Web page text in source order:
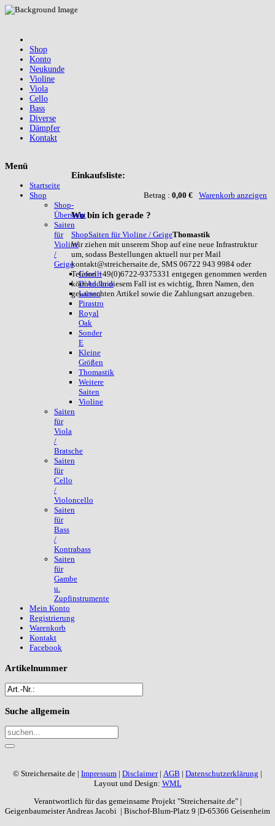
Shop
Konto
Neukunde
Violine
Viola
Cello
Bass
Diverse
Dämpfer
Kontakt
Einkaufsliste:
Betrag : 0,00 € Warenkorb anzeigen
Wobin ich gerade ?
ShopSaiten für Violine / GeigeThomastik
Wir ziehen mit unserem Shop auf eine neue Infrastruktur
um, sodass Bestellungen aktuell nur per Mail
kontakt@streichersaite.de, SMS 06722 943 9984 oder
Telefon +49(0)6722-9375331 entgegen genommen werden
können. In diesem Fall ist es wichtig, Ihren Namen, den
gewünschten Artikel sowie die Zahlungsart anzugeben.
Menü
Startseite
Shop
Shop-
Übersicht
Saiten
für
Violine
/
Geige
Corelli
D`Addario
Larsen
Pirastro
Royal
Oak
Sonder
E
Kleine
Größen
Thomastik
Weitere
Saiten
Violine
Saiten
für
Viola
/
Bratsche
Saiten
für
Cello
/
Violoncello
Saiten
für
Bass
/
Kontrabass
Saiten
für
Gambe
u.
Zupfinstrumente
Mein Konto
Registrierung
Warenkorb
Kontakt
Facebook
Artikelnummer
Suche allgemein
© Streichersaite.de | Impressum | Disclaimer| AGB | Datenschutzerklärung |
Layout und Design: WML
Verantwortlich für das gemeinsame Projekt "Streichersaite.de" |
Geigenbaumeister Andreas Jacobi | Bischof-Blum-Platz 9 |D-65366 Geisenheim